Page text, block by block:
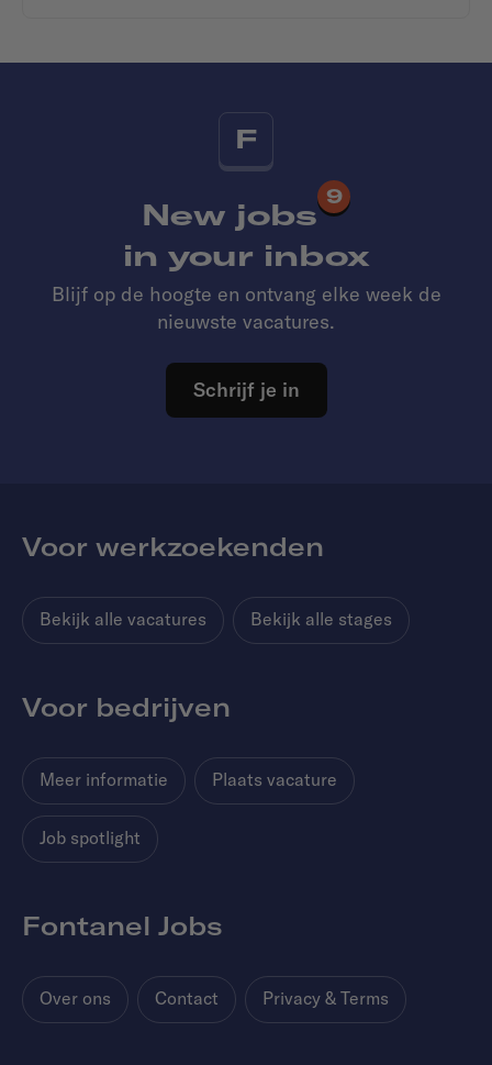
F
New jobs
9
in your inbox
Blijf op de hoogte en ontvang elke week de
nieuwste vacatures.
Schrijf je in
Voor werkzoekenden
Bekijk alle vacatures Bekijk alle stages
Voor bedrijven
Meer informatie Plaats vacature
Job spotlight
Fontanel Jobs
Over ons Contact Privacy & Terms